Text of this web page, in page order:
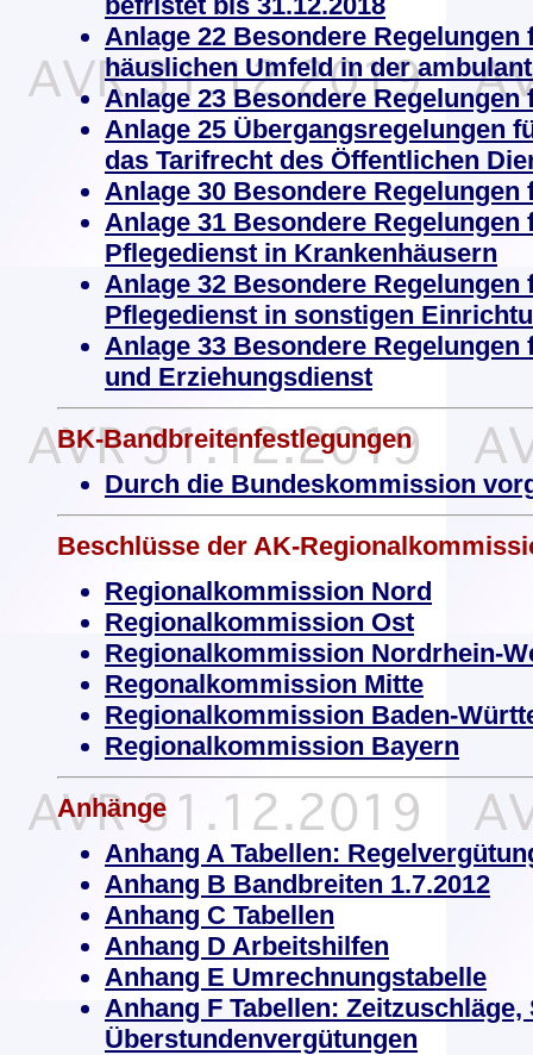
Anlage 22 Besondere
häuslichen Umfeld in der
Anlage 23 Besondere Regelungen
Anlage 25 Übergangsregelungen
das Tarifrecht des Öffentlichen
Anlage 30 Besondere
Anlage 31 Besondere
Pflegedienst in Krankenhäusern
Anlage 32 Besondere
Pflegedienst in sonstigen
Anlage 33 Besondere
und Erziehungsdienst
BK-Bandbreitenfestlegungen
Durch die Bundeskommission
Beschlüsse der AK-
Regionalkommission Nord
Regionalkommission Ost
Regionalkommission Nordrhein-
Regonalkommission Mitte
Regionalkommission Baden-
Regionalkommission Bayern
Anhänge
Anhang A Tabellen:
Anhang B Bandbreiten 1.7.2012
Anhang C Tabellen
Anhang D Arbeitshilfen
Anhang E Umrechnungstabelle
Anhang F Tabellen: Zeitzuschläge,
Überstundenvergütungen